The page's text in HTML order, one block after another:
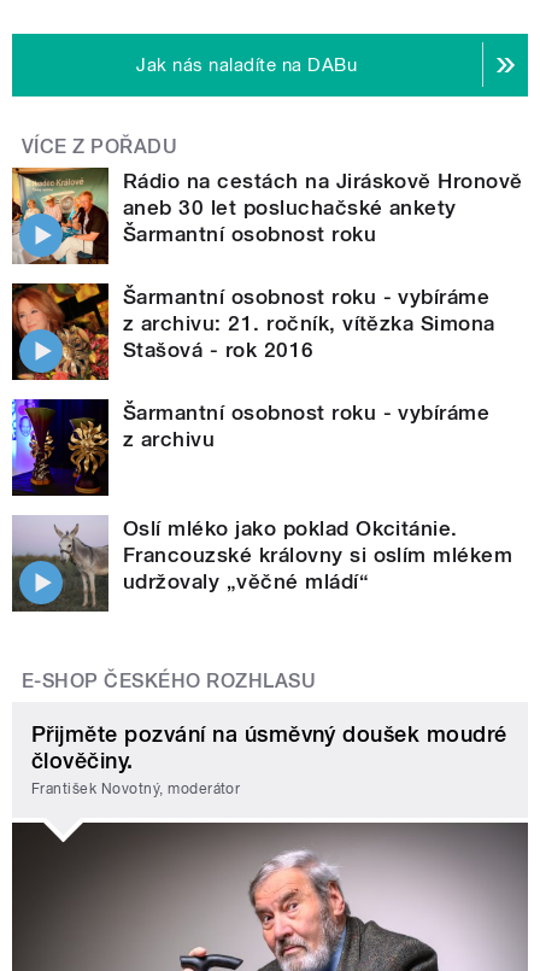
Jak nás naladíte na DABu
VÍCE Z POŘADU
Rádio na cestách na Jiráskově Hronově
aneb 30 let posluchačské ankety
Šarmantní osobnost roku
Šarmantní osobnost roku - vybíráme
z archivu: 21. ročník, vítězka Simona
Stašová - rok 2016
Šarmantní osobnost roku - vybíráme
z archivu
Oslí mléko jako poklad Okcitánie.
Francouzské královny si oslím mlékem
udržovaly „věčné mládí“
E-SHOP ČESKÉHO ROZHLASU
Přijměte pozvání na úsměvný doušek moudré
člověčiny.
František Novotný, moderátor